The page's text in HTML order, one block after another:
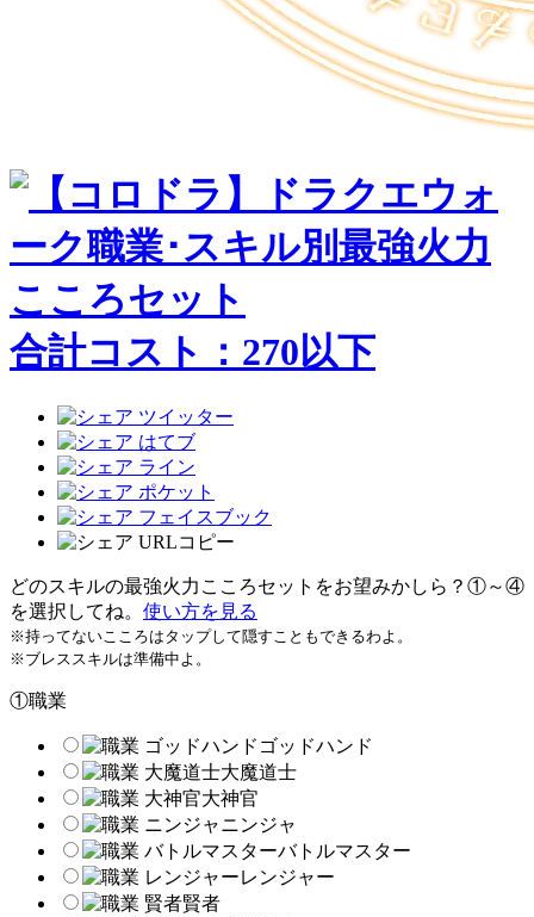
合計コスト： 270以下
どのスキルの最強火力こころセットをお望みかしら？①～④
を選択してね。 使い方を見る
※持ってないこころはタップして隠すこともできるわよ。
※ブレススキルは準備中よ。
①職業
ゴッドハンド
大魔道士
大神官
ニンジャ
バトルマスター
レンジャー
賢者